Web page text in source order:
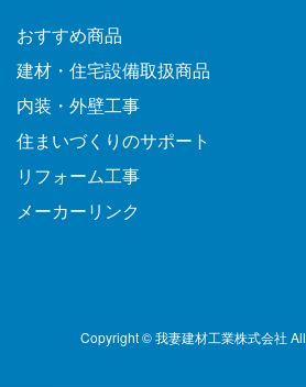
おすすめ商品
建材・住宅設備取扱商品
内装・外壁工事
住まいづくりのサポート
リフォーム工事
メーカーリンク
Copyright © 我妻建材工業株式会社